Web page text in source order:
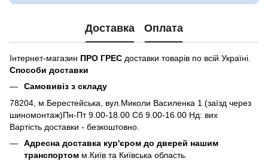
Доставка Оплата
Інтернет-магазин ПРО ГРЕС доставки товарів по всій Україні.
Способи доставки
Самовивіз з складу
78204, м.Берестейська, вул.Миколи Василенка 1 (заїзд через
шиномонтаж)Пн-Пт 9.00-18.00 Сб 9.00-16.00 Нд: вих
Вартість доставки - безкоштовно.
Адресна доставка кур'єром до дверей нашим
транспортом м.Київ та Київська область.